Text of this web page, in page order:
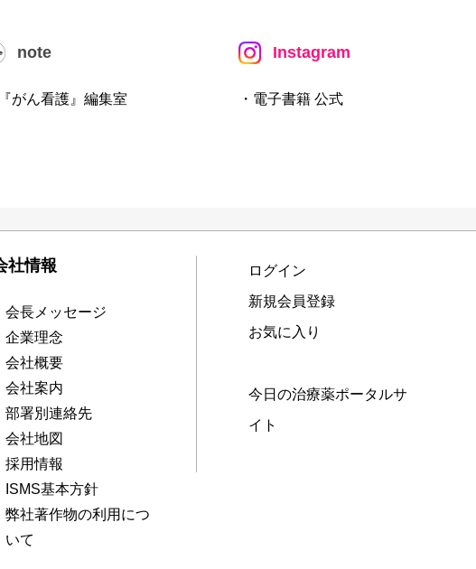
note
『がん看護』編集室
Instagram
・電子書籍 公式
社情報
会長メッセージ
企業理念
会社概要
会社案内
部署別連絡先
会社地図
採用情報
ISMS基本方針
弊社著作物の利用につ
いて
ログイン
新規会員登録
お気に入り
今日の治療薬ポータルサ
イト